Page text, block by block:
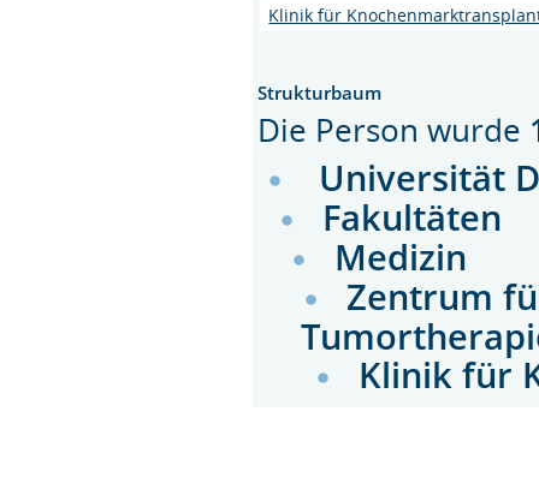
Klinik für
Strukturbaum
Die Person wurde
Universität
Fakultäten
Medizin
Zentrum
Klinik für